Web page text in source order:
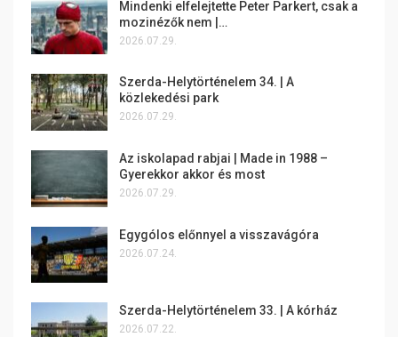
Mindenki elfelejtette Peter Parkert, csak a
mozinézők nem |…
2026.07.29.
Szerda-Helytörténelem 34. | A
közlekedési park
2026.07.29.
Az iskolapad rabjai | Made in 1988 –
Gyerekkor akkor és most
2026.07.29.
Egygólos előnnyel a visszavágóra
2026.07.24.
Szerda-Helytörténelem 33. | A kórház
2026.07.22.